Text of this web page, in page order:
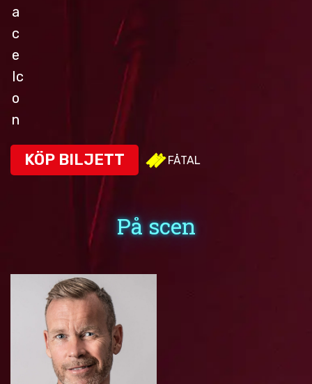
KONTAKT
KÖP BILJETT FÅTAL
På scen